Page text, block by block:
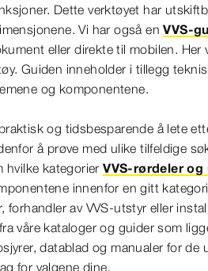
Dette verktøyet har
Vi har også enVVS-
eller direkte til mobilen.
Guiden inneholder i tillegg
og komponentene.
og tidsbesparende å lete
å prøve med ulike tilfeldige
hvilke kategorierVVS-rørdeler
innenfor en gitt
forhandler av VVS-utstyr eller
våre kataloger og guider som
datablad og manualer for
for valgene dine.